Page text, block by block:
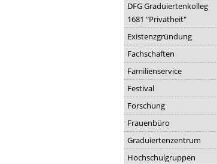
DFG Graduiertenkolleg
1681 "Privatheit"
Existenzgründung
Fachschaften
Familienservice
Festival
Forschung
Frauenbüro
Graduiertenzentrum
Hochschulgruppen